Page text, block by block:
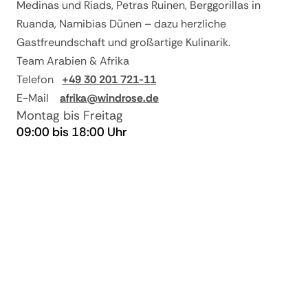
Informationen zur Wander-Safari von
WAYO Africa:
Die morgendliche Wanderetappe hat
eine Länge von 12 – 15 km
Die kürzere Wanderung am späten
Nachmittig hat eine Länge von 5 km
Die Begleitung auf der Wanderung
ab 14 und bei
Nichtantritt
90% vom
Reisepreis
Medinas und Riads, Petras Ruinen, Berggorillas in
Ruanda, Namibias Dünen – dazu herzliche
Gastfreundschaft und großartige Kulinarik.
Team Arabien & Afrika
Telefon
+49 30 201 721-11
E-Mail
afrika@windrose.de
Montag bis Freitag
09:00 bis 18:00 Uhr